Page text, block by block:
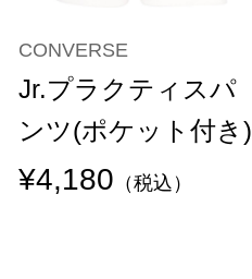
CONVERSE
Jr.プラクティスパ
ンツ(ポケット付き)
¥4,180 （税込）